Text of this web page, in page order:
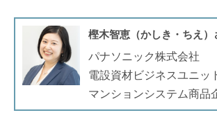
樫木智恵（かしき・ちえ）
パナソニック株式会社
電設資材ビジネスユニ
マンションシステム商